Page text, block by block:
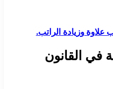
وزيادة الراتب.
في القانون